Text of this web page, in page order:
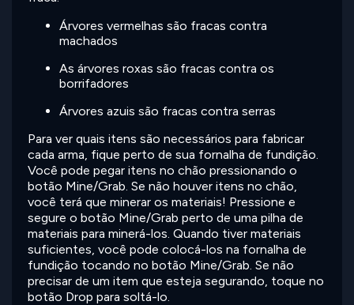
Árvores vermelhas são fracas contra
machados
As árvores roxas são fracas contra os
borrifadores
Árvores azuis são fracas contra serras
Para ver quais itens são necessários para fabricar
cada arma, fique perto de sua fornalha de fundição.
Você pode pegar itens no chão pressionando o
botão Mine/Grab. Se não houver itens no chão,
você terá que minerar os materiais! Pressione e
segure o botão Mine/Grab perto de uma pilha de
materiais para minerá-los. Quando tiver materiais
suficientes, você pode colocá-los na fornalha de
fundição tocando no botão Mine/Grab. Se não
precisar de um item que esteja segurando, toque no
botão Drop para soltá-lo.